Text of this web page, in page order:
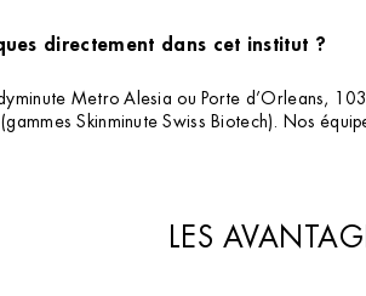
directement dans cet institut ?
Metro Alesia ou Porte d’Orleans,
Skinminute Swiss Biotech). Nos
LES